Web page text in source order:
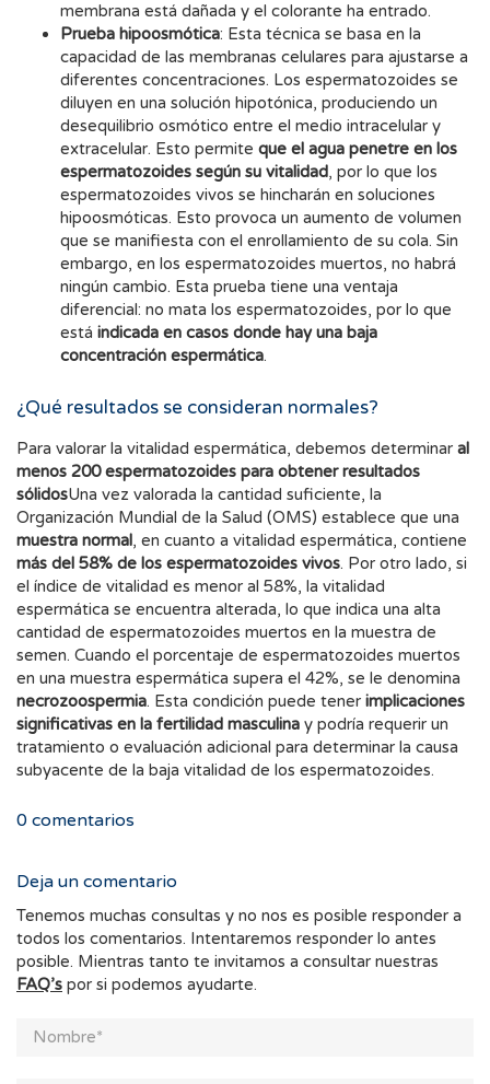
membrana está dañada y el colorante ha entrado.
Prueba hipoosmótica: Esta técnica se basa en la
capacidad de las membranas celulares para ajustarse a
diferentes concentraciones. Los espermatozoides se
diluyen en una solución hipotónica, produciendo un
desequilibrio osmótico entre el medio intracelular y
extracelular. Esto permite que el agua penetre en los
espermatozoides según su vitalidad, por lo que los
espermatozoides vivos se hincharán en soluciones
hipoosmóticas. Esto provoca un aumento de volumen
que se manifiesta con el enrollamiento de su cola. Sin
embargo, en los espermatozoides muertos, no habrá
ningún cambio. Esta prueba tiene una ventaja
diferencial: no mata los espermatozoides, por lo que
está indicada en casos donde hay una baja
concentración espermática.
¿Qué resultados se consideran normales?
Para valorar la vitalidad espermática, debemos determinar al
menos 200 espermatozoides para obtener resultados
sólidosUna vez valorada la cantidad suficiente, la
Organización Mundial de la Salud (OMS) establece que una
muestra normal, en cuanto a vitalidad espermática, contiene
más del 58% de los espermatozoides vivos. Por otro lado, si
el índice de vitalidad es menor al 58%, la vitalidad
espermática se encuentra alterada, lo que indica una alta
cantidad de espermatozoides muertos en la muestra de
semen. Cuando el porcentaje de espermatozoides muertos
en una muestra espermática supera el 42%, se le denomina
necrozoospermia. Esta condición puede tener implicaciones
significativas en la fertilidad masculina y podría requerir un
tratamiento o evaluación adicional para determinar la causa
subyacente de la baja vitalidad de los espermatozoides.
0 comentarios
Deja un comentario
Tenemos muchas consultas y no nos es posible responder a
todos los comentarios. Intentaremos responder lo antes
posible. Mientras tanto te invitamos a consultar nuestras
FAQ’s por si podemos ayudarte.